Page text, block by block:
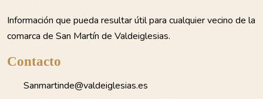
Información que pueda resultar útil para cualquier vecino de la
comarca de San Martín de Valdeiglesias.
Contacto
Sanmartinde@valdeiglesias.es